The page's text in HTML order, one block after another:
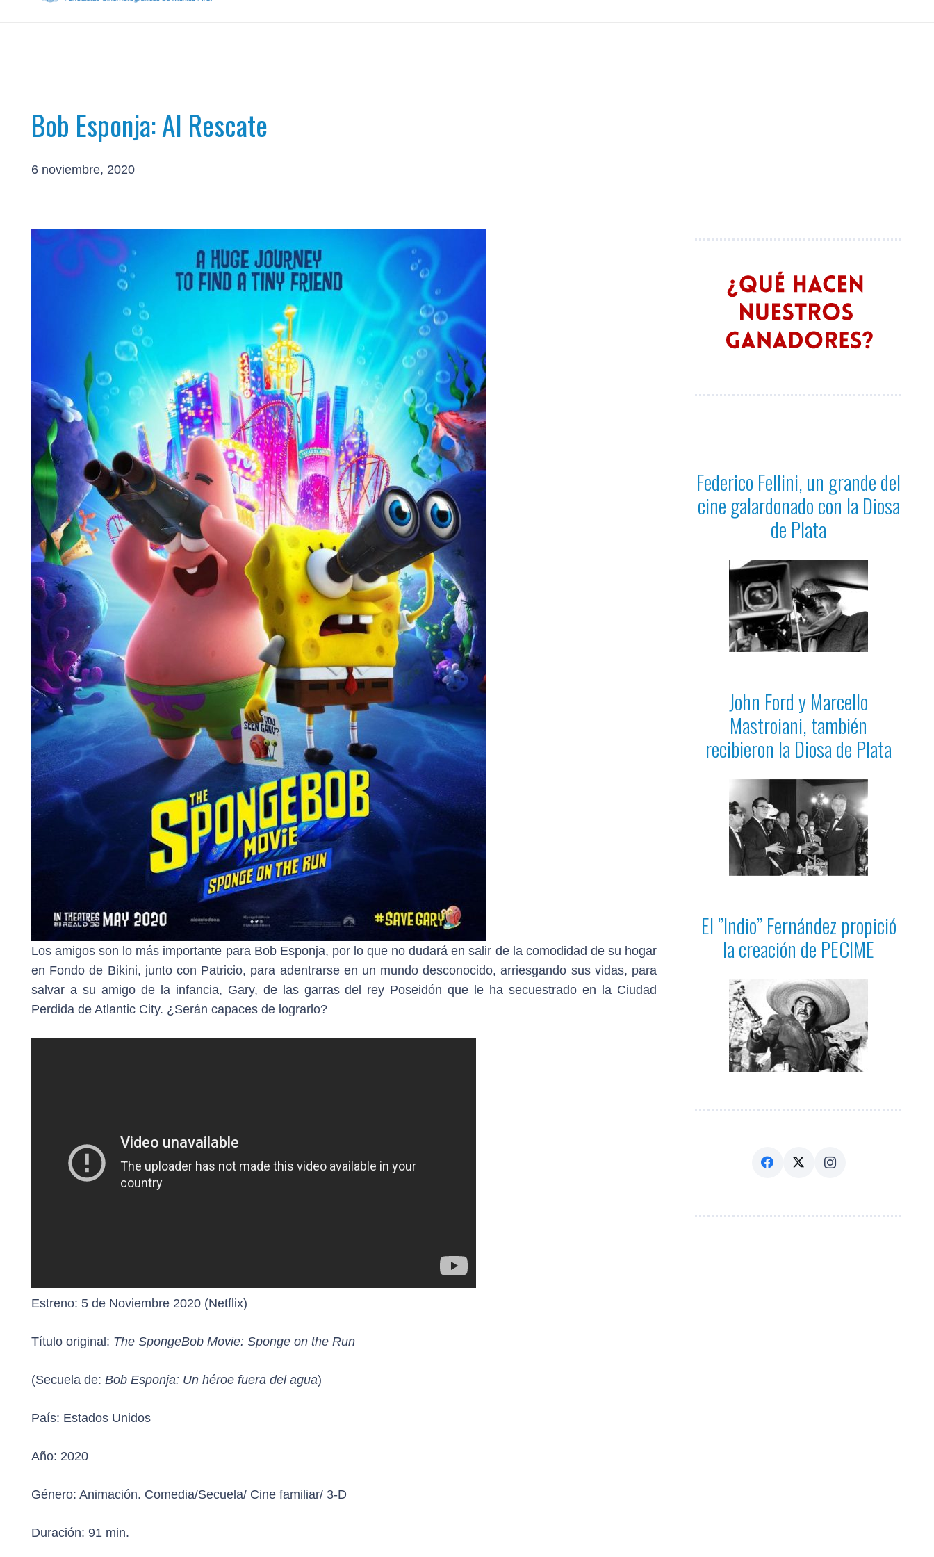
Bob Esponja: Al Rescate
6 noviembre, 2020
Los amigos son lo más importante para Bob Esponja, por lo que no dudará en salir de la comodidad de su hogar
en Fondo de Bikini, junto con Patricio, para adentrarse en un mundo desconocido, arriesgando sus vidas, para
salvar a su amigo de la infancia, Gary, de las garras del rey Poseidón que le ha secuestrado en la Ciudad
Perdida de Atlantic City. ¿Serán capaces de lograrlo?
Estreno: 5 de Noviembre 2020 (Netflix)
Título original: The SpongeBob Movie: Sponge on the Run
(Secuela de: Bob Esponja: Un héroe fuera del agua)
País: Estados Unidos
Año: 2020
Género: Animación. Comedia/Secuela/ Cine familiar/ 3-D
Duración: 91 min.
Federico Fellini, un grande del
cine galardonado con la Diosa
de Plata
John Ford y Marcello
Mastroiani, también
recibieron la Diosa de Plata
El ”Indio” Fernández propició
la creación de PECIME